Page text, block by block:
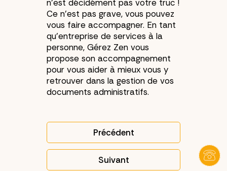
n’est décidément pas votre truc !
Ce n’est pas grave, vous pouvez
vous faire accompagner. En tant
qu’entreprise de services à la
personne, Gérez Zen vous
propose son accompagnement
pour vous aider à mieux vous y
retrouver dans la gestion de vos
documents administratifs.
Article précédent :
Précédent
Article suivant : Réaliser un
Suivant